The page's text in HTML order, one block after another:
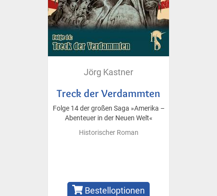
Jörg Kastner
Treck der Verdammten
Folge 14 der großen Saga »Amerika –
Abenteuer in der Neuen Welt«
Historischer Roman
Bestelloptionen